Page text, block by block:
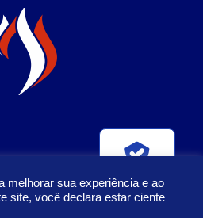
melhorar sua experiência e ao
site, você declara estar ciente